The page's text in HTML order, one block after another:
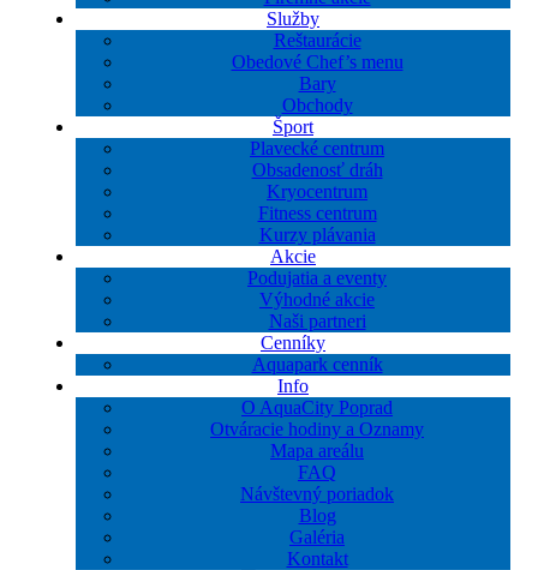
Služby
Reštaurácie
Obedové Chef’s menu
Bary
Obchody
Šport
Plavecké centrum
Obsadenosť dráh
Kryocentrum
Fitness centrum
Kurzy plávania
Akcie
Podujatia a eventy
Výhodné akcie
Naši partneri
Cenníky
Aquapark cenník
Info
O AquaCity Poprad
Otváracie hodiny a Oznamy
Mapa areálu
FAQ
Návštevný poriadok
Blog
Galéria
Kontakt